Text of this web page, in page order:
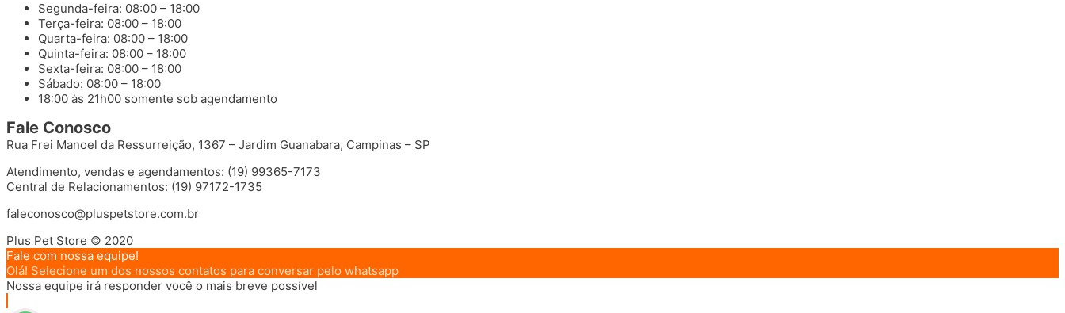
Segunda-feira: 08:00 – 18:00
Terça-feira: 08:00 – 18:00
Quarta-feira: 08:00 – 18:00
Quinta-feira: 08:00 – 18:00
Sexta-feira: 08:00 – 18:00
Sábado: 08:00 – 18:00
18:00 às 21h00 somente sob agendamento
Fale Conosco
Rua Frei Manoel da Ressurreição, 1367 – Jardim Guanabara, Campinas – SP
Atendimento, vendas e agendamentos: (19) 99365-7173
Central de Relacionamentos: (19) 97172-1735
faleconosco@pluspetstore.com.br
Plus Pet Store © 2020
Fale com nossa equipe!
Olá! Selecione um dos nossos contatos para conversar pelo whatsapp
Nossa equipe irá responder você o mais breve possível